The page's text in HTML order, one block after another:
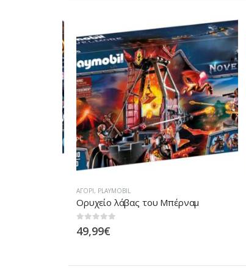
ΑΓΌΡΙ,PLAYMOBIL
Ορυχείο λάβας του Μπέρναμ
out of 5
49,99€